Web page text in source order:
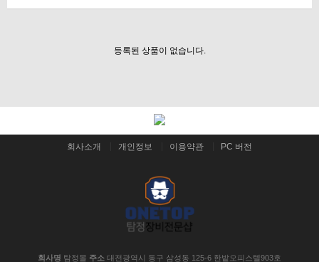
등록된 상품이 없습니다.
회사소개 개인정보 이용약관 PC 버전
회사명 탐정몰 주소 대전광역시 동구 삼성동 125-6 한밭오피스텔903호